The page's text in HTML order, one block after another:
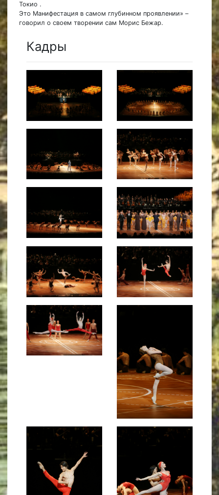
Токио .
Это Манифестация в самом глубинном проявлении» –
говорил о своем творении сам Морис Бежар.
Кадры